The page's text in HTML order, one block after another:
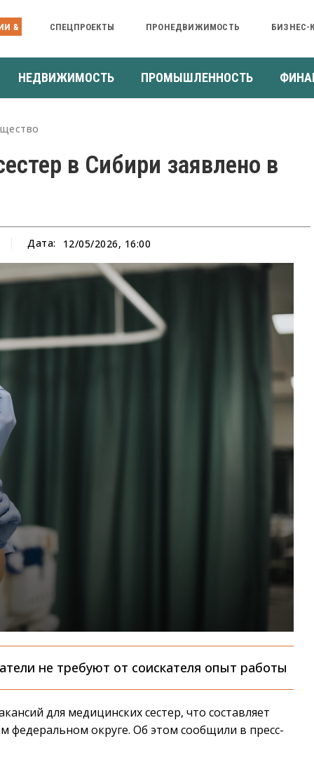
& СПЕЦПРОЕКТЫ ПРОНЕДВИЖИМОСТЬ БИЗНЕС-
НЕДВИЖИМОСТЬ ПРОМЫШЛЕННОСТЬ
в Сибири заявлено в
Дата: 12/05/2026, 16:00
не требуют от соискателя опыт работы
для медицинских сестер, что составляет
федеральном округе. Об этом сообщили в пресс-